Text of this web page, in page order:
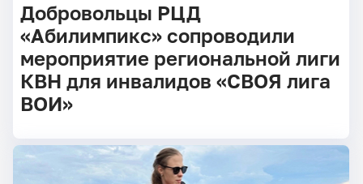
Добровольцы РЦД
«Абилимпикс» сопроводили
мероприятие региональной лиги
КВН для инвалидов «СВОЯ лига
ВОИ»